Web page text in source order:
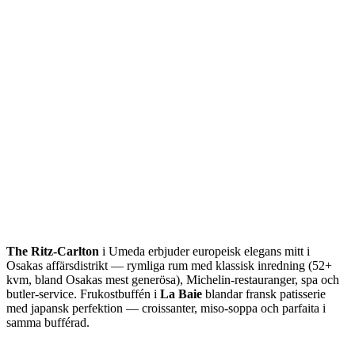
The Ritz-Carlton i Umeda erbjuder europeisk elegans mitt i
Osakas affärsdistrikt — rymliga rum med klassisk inredning (52+
kvm, bland Osakas mest generösa), Michelin-restauranger, spa och
butler-service. Frukostbuffén i La Baie blandar fransk patisserie
med japansk perfektion — croissanter, miso-soppa och parfaita i
samma bufférad.